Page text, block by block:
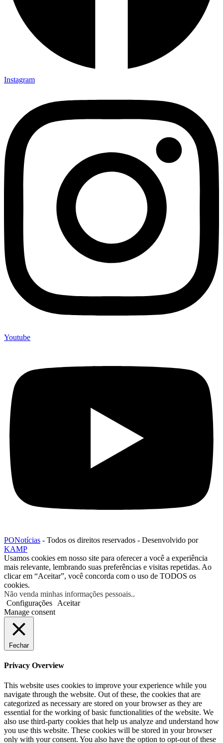
Instagram
Youtube
PONotícias - Todos os direitos reservados - Desenvolvido por
KAMP
Usamos cookies em nosso site para oferecer a você a experiência
mais relevante, lembrando suas preferências e visitas repetidas. Ao
clicar em “Aceitar”, você concorda com o uso de TODOS os
cookies.
Não venda minhas informações pessoais..
Configurações
Aceitar
Manage consent
Fechar
Privacy Overview
This website uses cookies to improve your experience while you
navigate through the website. Out of these, the cookies that are
categorized as necessary are stored on your browser as they are
essential for the working of basic functionalities of the website. We
also use third-party cookies that help us analyze and understand how
you use this website. These cookies will be stored in your browser
only with your consent. You also have the option to opt-out of these